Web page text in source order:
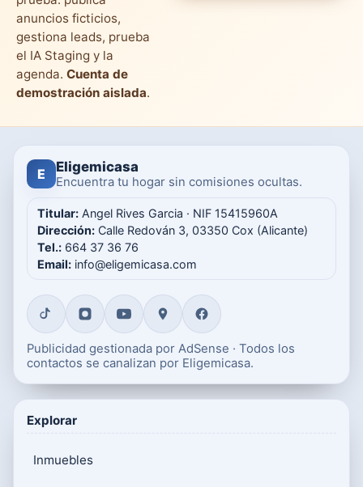
anuncios ficticios,
gestiona leads, prueba
el IA Staging y la
agenda. Cuenta de
demostración aislada.
E Eligemicasa
Encuentra tu hogar sin comisiones ocultas.
Titular: Angel Rives Garcia · NIF 15415960A
Dirección: Calle Redován 3, 03350 Cox (Alicante)
Tel.: 664 37 36 76
Email: info@eligemicasa.com
Publicidad gestionada por AdSense · Todos los
contactos se canalizan por Eligemicasa.
Explorar
Inmuebles